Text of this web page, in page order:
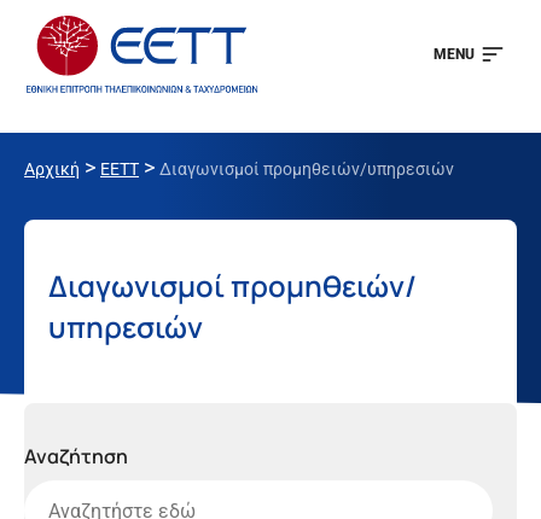
MENU
Αρχική > ΕΕΤΤ > Διαγωνισμοί προμηθειών/υπηρεσιών
Διαγωνισμοί προμηθειών/
υπηρεσιών
Αναζήτηση